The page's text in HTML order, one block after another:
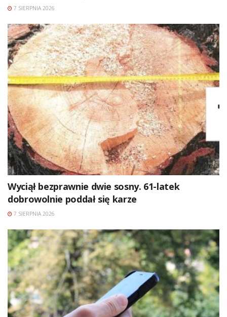
7 SIERPNIA 2026
Wyciął bezprawnie dwie sosny. 61-latek
dobrowolnie poddał się karze
7 SIERPNIA 2026